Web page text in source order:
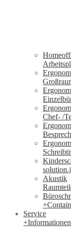
Chef- /
Akustik
Service
+Informationen